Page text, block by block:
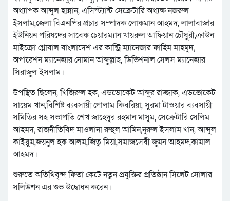
অধ্যাপক আব্দুল হান্নান, এসিস্ট্যান্ট সেক্রেটারি অধ্যক্ষ নজরুল
ইসলাম,জেলা বিএনপির প্রচার সম্পাদক লোকমান আহমদ, লালাবাজার
ইউনিয়ন পরিষদের সাবেক চেয়ারম্যান খায়রুল আফিয়ান চৌধুরী,ক্রাউন
মাইক্রো গ্লোবাল বাংলাদেশ এর কান্ট্রি ম্যানেজার ফাহিম মাহমুদ,
অপারেশন ম্যানেজার নোমান আব্দুল্লাহ, ডিভিশনাল সেলস ম্যানেজার
সিরাজুল ইসলাম।
উপস্থিত ছিলেন, খিজিরুল হক, এডভোকেট আব্দুর রাজ্জাক, এডভোকেট
সায়েম খান,বিশিষ্ট ব্যবসায়ী গোলাম কিবরিয়া, সুরমা টাওয়ার ব্যবসায়ী
সমিতির সহ সভাপতি শেখ জাহেদুর রহমান মাসুম, সেক্রেটারি সেলিম
আহমদ, রাজনীতিবিদ মাওলানা রুহুল আমিন,নুরুল ইসলাম খান, আব্দুল
কাইয়ুম,জয়নুল হক আলম,জিতু মিয়া,সমাজসেবী জুমন আহমদ,কামাল
আহমদ।
শুরুতে অতিথিবৃন্দ ফিতা কেটে নতুন প্রযুক্তির প্রতিষ্ঠান সিলেট সোলার
সলিউশন এর শুভ উদ্বোধন করেন।